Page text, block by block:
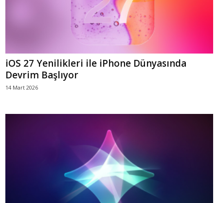
iOS 27 Yenilikleri ile iPhone Dünyasında
Devrim Başlıyor
14 Mart 2026